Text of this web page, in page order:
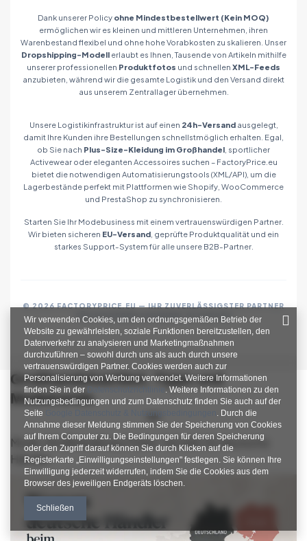
Dank unserer Policy ohne Mindestbestellwert (Kein MOQ)
ermöglichen wir es kleinen und mittleren Unternehmen, ihren
Warenbestand flexibel und ohne hohe Vorabkosten zu skalieren. Unser
Dropshipping-Modellerlaubt es Ihnen, Tausende von Artikeln mithilfe
unserer professionellen Produktfotos und schnellen XML-Feeds
anzubieten, während wir die gesamte Logistik und den Versand direkt
aus unserem Zentrallager übernehmen.
Unsere Logistikinfrastruktur ist auf einen 24h-Versandausgelegt,
damit Ihre Kunden ihre Bestellungen schnellstmöglich erhalten. Egal,
ob Sie nach Plus-Size-Kleidung im Großhandel , sportlicher
Activewear oder eleganten Accessoires suchen – FactoryPrice.eu
bietet die notwendigen Automatisierungstools (XML/API), um die
Lagerbestände perfekt mit Plattformen wie Shopify, WooCommerce
und PrestaShop zu synchronisieren.
Starten Sie Ihr Modebusiness mit einem vertrauenswürdigen Partner.
Wir bieten sicheren EU-Versand , geprüfte Produktqualität und ein
starkes Support-System für alle unsere B2B-Partner.
© 2026 FACTORYPRICE.EU — IHR ZUVERLÄSSIGSTER PARTNER
FÜR MODEGROSSHANDEL IN EUROPA
Großhandelsartikel, Tipps und
Modetrends
Mode-Großhandel aus Polen: Vorteile für deutsche
Händler
Wir verwenden Cookies, um den ordnungsgemäßen Betrieb der
Website zu gewährleisten, soziale Funktionen bereitzustellen, den
Datenverkehr zu analysieren und Marketingmaßnahmen
durchzuführen – sowohl durch uns als auch durch unsere
vertrauenswürdigen Partner. Cookies werden auch zur
Personalisierung von Werbung verwendet. Weitere Informationen
finden Sie in der
. Weitere Informationen zu den
Nutzungsbedingungen und zum Datenschutz finden Sie auch auf der
Seite
Google Datenschutz & Nutzungsbedingungen . Durch die
Annahme dieser Meldung stimmen Sie der Speicherung von Cookies
auf Ihrem Computer zu. Die Bedingungen für deren Speicherung
oder den Zugriff darauf können Sie durch Klicken auf die
Registerkarte „Einwilligungseinstellungen" festlegen. Sie können Ihre
Einwilligung jederzeit widerrufen, indem Sie die Cookies aus dem
Browser des jeweiligen Endgeräts löschen.
Schließen